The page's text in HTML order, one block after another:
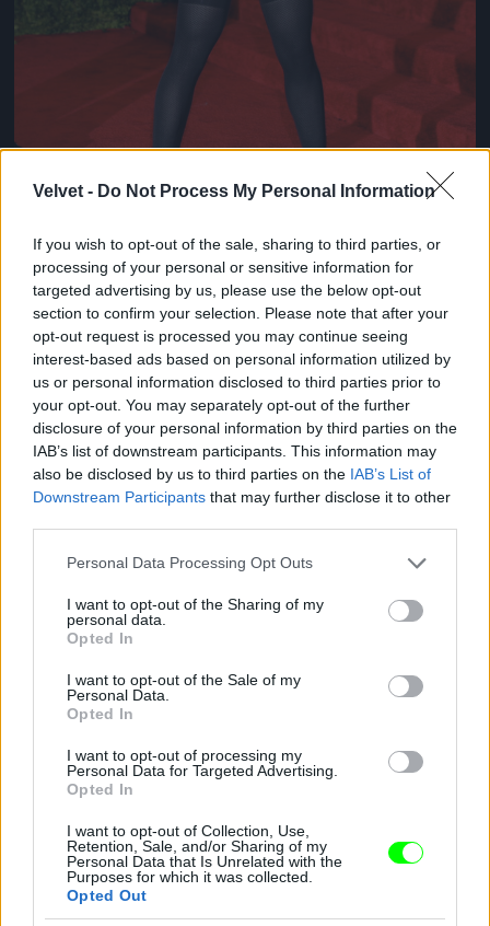
Velvet - Do Not Process My Personal Information
If you wish to opt-out of the sale, sharing to third parties, or
processing of your personal or sensitive information for
targeted advertising by us, please use the below opt-out
section to confirm your selection. Please note that after your
opt-out request is processed you may continue seeing
interest-based ads based on personal information utilized by
us or personal information disclosed to third parties prior to
your opt-out. You may separately opt-out of the further
disclosure of your personal information by third parties on the
IAB’s list of downstream participants. This information may
also be disclosed by us to third parties on the IAB’s List of
Downstream Participants that may further disclose it to other
Please note that this website/app uses one or more Google
not limited to your visit or usage behaviour. You may click to
grant or deny consent to Google and its third-party tags to
use your data for below specified purposes in below Google
consent section.
Personal Data Processing Opt Outs
I want to opt-out of the Sharing of my
personal data.
Opted In
I want to opt-out of the Sale of my
Personal Data.
Opted In
I want to opt-out of processing my
Personal Data for Targeted Advertising.
Opted In
I want to opt-out of Collection, Use,
Retention, Sale, and/or Sharing of my
Personal Data that Is Unrelated with the
Purposes for which it was collected.
Opted Out
Például Madonna
Fotó: Rabbani And Solimene Photography / Europress /
Getty
Jön még kép!